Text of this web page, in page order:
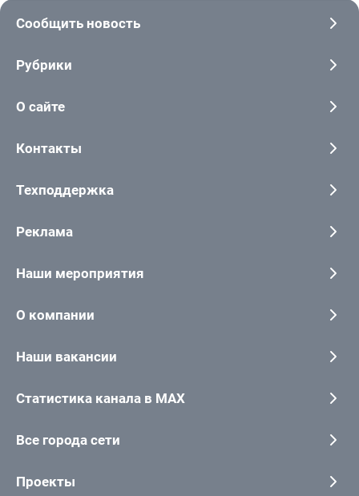
Сообщить новость
Рубрики
О сайте
Контакты
Техподдержка
Реклама
Наши мероприятия
О компании
Наши вакансии
Статистика канала в MAX
Все города сети
Проекты